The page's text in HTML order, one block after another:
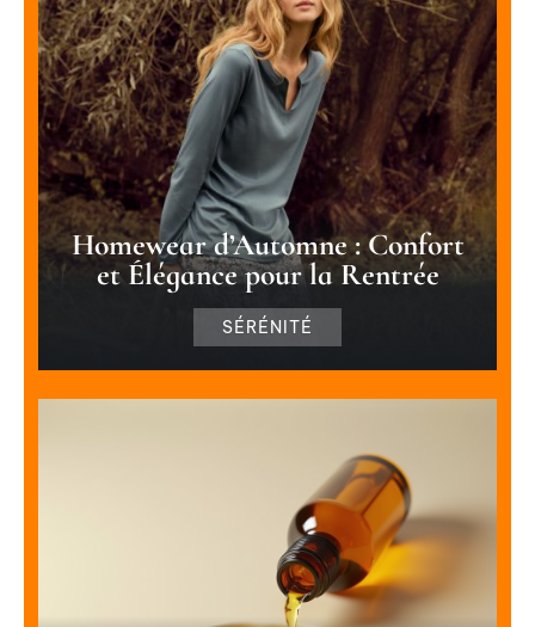
Homewear d’Automne : Confort
et Élégance pour la Rentrée
SÉRÉNITÉ